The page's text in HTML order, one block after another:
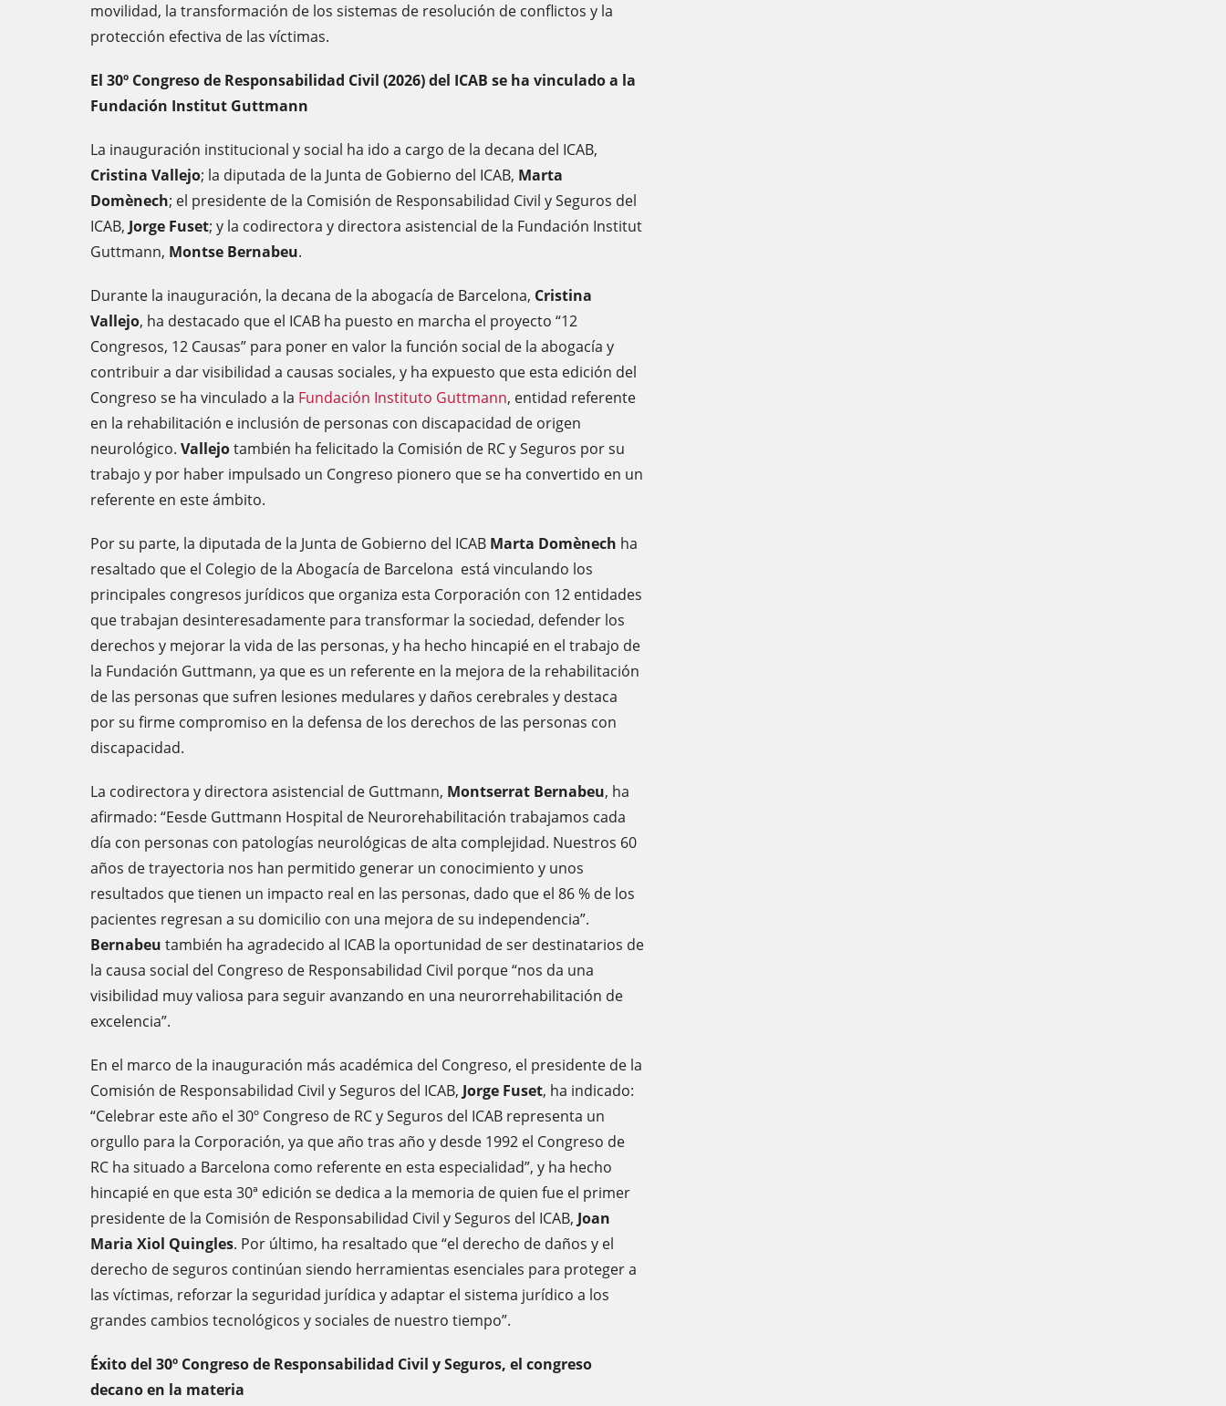
movilidad, la transformación de los sistemas de resolución de conflictos y la
protección efectiva de las víctimas.
El 30º Congreso de Responsabilidad Civil (2026) del ICAB se ha vinculado a la
Fundación Institut Guttmann
La inauguración institucional y social ha ido a cargo de la decana del ICAB,
Cristina Vallejo; la diputada de la Junta de Gobierno del ICAB, Marta
Domènech; el presidente de la Comisión de Responsabilidad Civil y Seguros del
ICAB, Jorge Fuset; y la codirectora y directora asistencial de la Fundación Institut
Guttmann, Montse Bernabeu.
Durante la inauguración, la decana de la abogacía de Barcelona, Cristina
Vallejo, ha destacado que el ICAB ha puesto en marcha el proyecto “12
Congresos, 12 Causas” para poner en valor la función social de la abogacía y
contribuir a dar visibilidad a causas sociales, y ha expuesto que esta edición del
Congreso se ha vinculado a la Fundación Instituto Guttmann, entidad referente
en la rehabilitación e inclusión de personas con discapacidad de origen
neurológico. Vallejotambién ha felicitado la Comisión de RC y Seguros por su
trabajo y por haber impulsado un Congreso pionero que se ha convertido en un
referente en este ámbito.
Por su parte, la diputada de la Junta de Gobierno del ICAB Marta Domènech ha
resaltado que el Colegio de la Abogacía de Barcelona está vinculando los
principales congresos jurídicos que organiza esta Corporación con 12 entidades
que trabajan desinteresadamente para transformar la sociedad, defender los
derechos y mejorar la vida de las personas, y ha hecho hincapié en el trabajo de
la Fundación Guttmann, ya que es un referente en la mejora de la rehabilitación
de las personas que sufren lesiones medulares y daños cerebrales y destaca
por su firme compromiso en la defensa de los derechos de las personas con
discapacidad.
La codirectora y directora asistencial de Guttmann, Montserrat Bernabeu, ha
afirmado: “Eesde Guttmann Hospital de Neurorehabilitación trabajamos cada
día con personas con patologías neurológicas de alta complejidad. Nuestros 60
años de trayectoria nos han permitido generar un conocimiento y unos
resultados que tienen un impacto real en las personas, dado que el 86 % de los
pacientes regresan a su domicilio con una mejora de su independencia”.
Bernabeu también ha agradecido al ICAB la oportunidad de ser destinatarios de
la causa social del Congreso de Responsabilidad Civil porque “nos da una
visibilidad muy valiosa para seguir avanzando en una neurorrehabilitación de
excelencia”.
En el marco de la inauguración más académica del Congreso, el presidente de la
Comisión de Responsabilidad Civil y Seguros del ICAB, Jorge Fuset, ha indicado:
“Celebrar este año el 30º Congreso de RC y Seguros del ICAB representa un
orgullo para la Corporación, ya que año tras año y desde 1992 el Congreso de
RC ha situado a Barcelona como referente en esta especialidad”, y ha hecho
hincapié en que esta 30ª edición se dedica a la memoria de quien fue el primer
presidente de la Comisión de Responsabilidad Civil y Seguros del ICAB, Joan
Maria Xiol Quingles. Por último, ha resaltado que “el derecho de daños y el
derecho de seguros continúan siendo herramientas esenciales para proteger a
las víctimas, reforzar la seguridad jurídica y adaptar el sistema jurídico a los
grandes cambios tecnológicos y sociales de nuestro tiempo”.
Éxito del 30º Congreso de Responsabilidad Civil y Seguros, el congreso
decano en la materia